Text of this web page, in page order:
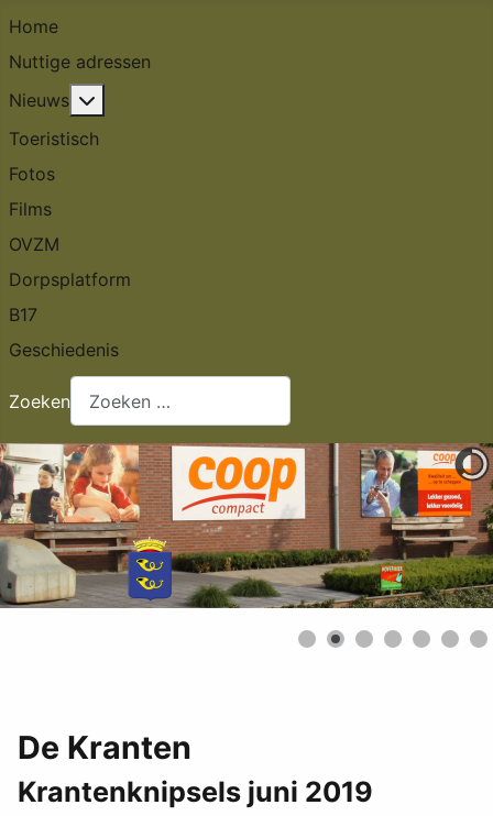
Home
Nuttige adressen
Nieuws
Toeristisch
Fotos
Films
OVZM
Dorpsplatform
B17
Geschiedenis
Zoeken
De Kranten
Krantenknipsels juni 2019